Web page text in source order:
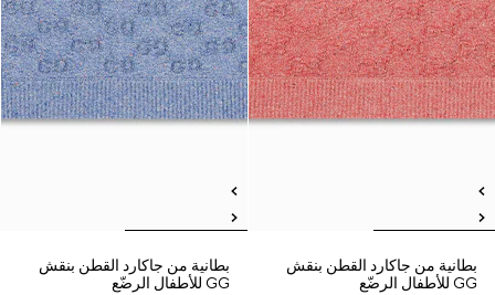
بطانية من جاكارد القطن بنقش
GG للأطفال الرضّع
بطانية من جاكارد القطن بنقش
GG للأطفال الرضّع